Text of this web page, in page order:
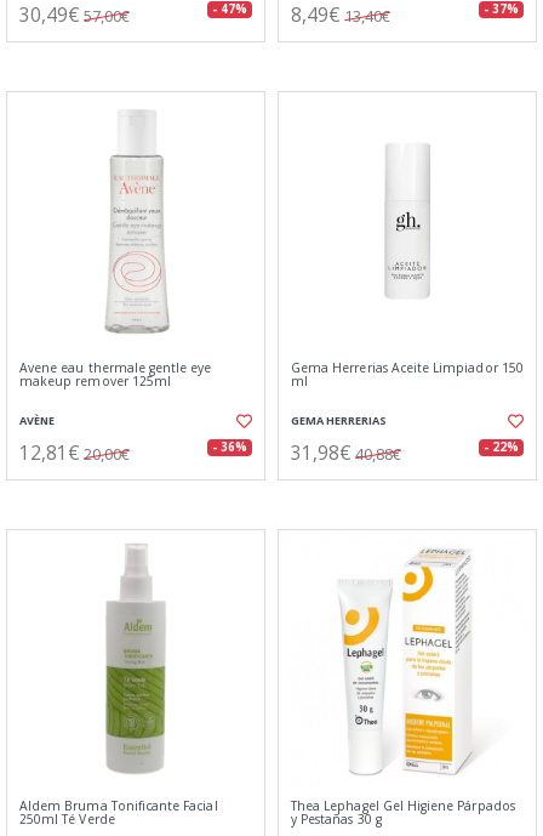
30,49€ 57,00€ - 47% 8,49€ 13,40€ - 37%
Avene eau thermale gentle eye
makeup remover 125ml
AVÈNE
12,81€ 20,00€ - 36%
Gema Herrerias Aceite Limpiador 150
ml
GEMA HERRERIAS
31,98€ 40,88€ - 22%
Aldem Bruma Tonificante Facial
250ml Té Verde
Thea Lephagel Gel Higiene Párpados
y Pestañas 30 g